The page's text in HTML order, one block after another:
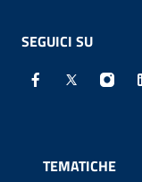
SEGUICI SU
Facebook -
X - Sito
TEMATICHE